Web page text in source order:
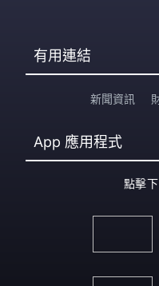
有用連結
新聞資訊
App 應用程式
點擊